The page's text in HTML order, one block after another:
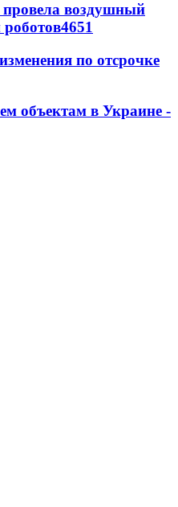
воздушный
4651
по отсрочке
объектам в Украине -